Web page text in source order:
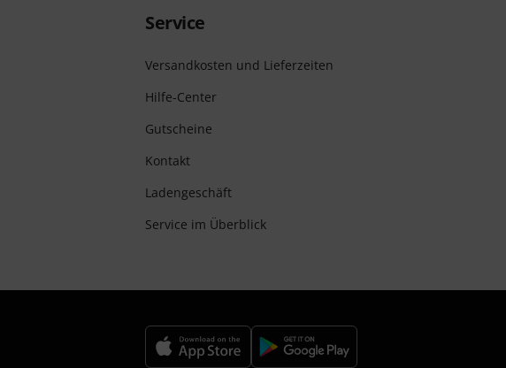
Service
Versandkosten und Lieferzeiten
Hilfe-Center
Gutscheine
Kontakt
Ladengeschäft
Service im Überblick